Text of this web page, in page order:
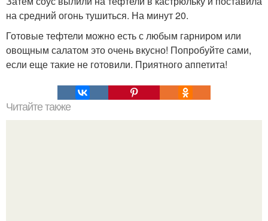
на средний огонь тушиться. На минут 20.
Готовые тефтели можно есть с любым гарниром или
овощным салатом это очень вкусно! Попробуйте сами,
если еще такие не готовили. Приятного аппетита!
Читайте также